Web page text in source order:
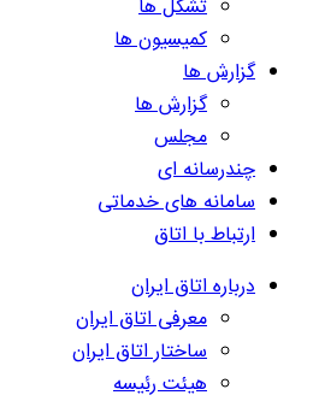
تشکل ها
کمیسیون ها
گزارش ها
گزارش ها
مجلس
چندرسانه ای
سامانه های خدماتی
ارتباط با اتاق
درباره اتاق ایران
معرفی اتاق ایران
ساختار اتاق ایران
هیئت رئیسه